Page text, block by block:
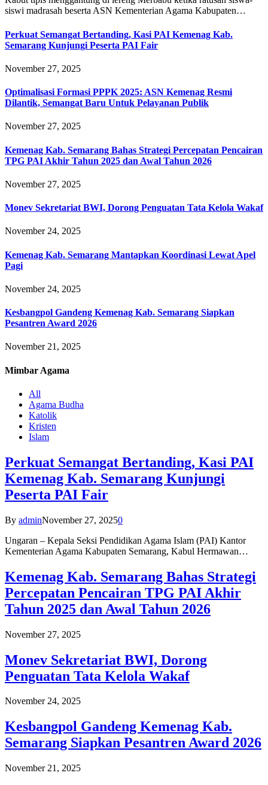
siswi madrasah beserta ASN Kementerian Agama Kabupaten…
Perkuat Semangat Bertanding, Kasi PAI Kemenag Kab.
Semarang Kunjungi Peserta PAI Fair
November 27, 2025
Optimalisasi Formasi PPPK 2025: ASN Kemenag Resmi
Dilantik, Semangat Baru Untuk Pelayanan Publik
November 27, 2025
Kemenag Kab. Semarang Bahas Strategi Percepatan Pencairan
TPG PAI Akhir Tahun 2025 dan Awal Tahun 2026
November 27, 2025
Monev Sekretariat BWI, Dorong Penguatan Tata Kelola Wakaf
November 24, 2025
Kemenag Kab. Semarang Mantapkan Koordinasi Lewat Apel
Pagi
November 24, 2025
Kesbangpol Gandeng Kemenag Kab. Semarang Siapkan
Pesantren Award 2026
November 21, 2025
Mimbar Agama
All
Agama Budha
Katolik
Kristen
Islam
Perkuat Semangat Bertanding, Kasi PAI
Kemenag Kab. Semarang Kunjungi
Peserta PAI Fair
By adminNovember 27, 20250
Ungaran – Kepala Seksi Pendidikan Agama Islam (PAI) Kantor
Kementerian Agama Kabupaten Semarang, Kabul Hermawan…
Kemenag Kab. Semarang Bahas Strategi
Percepatan Pencairan TPG PAI Akhir
Tahun 2025 dan Awal Tahun 2026
November 27, 2025
Monev Sekretariat BWI, Dorong
Penguatan Tata Kelola Wakaf
November 24, 2025
Kesbangpol Gandeng Kemenag Kab.
Semarang Siapkan Pesantren Award 2026
November 21, 2025